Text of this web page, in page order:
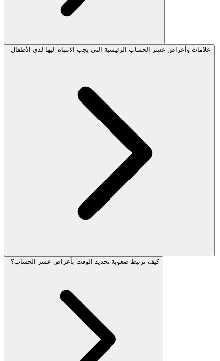
علامات وأعراض عسر الحساب الرئيسية التي يجب الانتباه إليها لدى الأطفال
كيف ترتبط صعوبة تحديد الوقت بأعراض عسر الحساب؟